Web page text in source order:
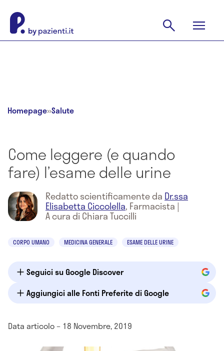
Homepage»Salute
Come leggere (e quando
fare) l’esame delle urine
Redatto scientificamente da Dr.ssa
Elisabetta Ciccolella, Farmacista |
A cura di Chiara Tuccilli
CORPO UMANO MEDICINA GENERALE ESAME DELLE URINE
Seguici su Google Discover
Aggiungici alle Fonti Preferite di Google
Data articolo – 18 Novembre, 2019